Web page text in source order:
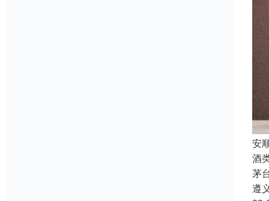
安
酒
茅
遵